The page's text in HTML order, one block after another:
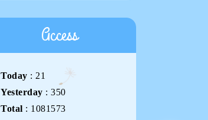
Access
Today : 21
Yesterday : 350
Total : 1081573